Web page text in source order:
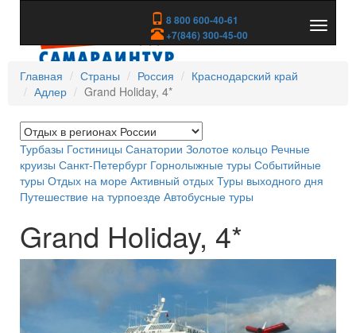
8 800 600-40-61
+7(846) 300-45-00
скрыть
Главная
Страны Россия
Краснодарский край
Адлер
Grand Holiday, 4*
Турбазы Гостиницы Санатории Золотое кольцо Речные
круизы Санкт-Петербург Горнолыжные туры Событийные
туры Отдых на море Активный отдых Туры выходного дня
Путешествие на турпоезде Автобусные туры
Grand Holiday, 4*